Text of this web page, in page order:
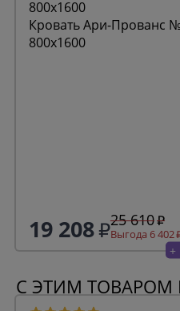
Кровать Ари-Прованс
800х1600
19 208 25 610
Выгода 6 402
+
С ЭТИМ